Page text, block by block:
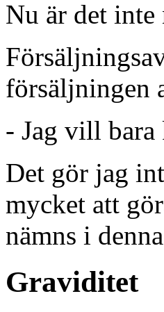
Nu är det inte
försäljningen
- Jag vill bara
Det gör jag
mycket att
nämns i
Graviditet